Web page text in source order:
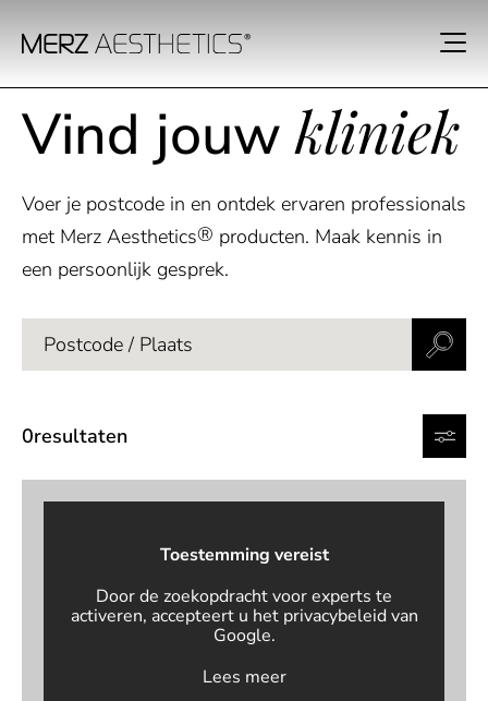
Vind jouw kliniek
Voer je postcode in en ontdek ervaren professionals
met Merz Aesthetics® producten. Maak kennis in
een persoonlijk gesprek.
0resultaten
Toestemming vereist
Door de zoekopdracht voor experts te
activeren, accepteert u het privacybeleid van
Google.
Lees meer